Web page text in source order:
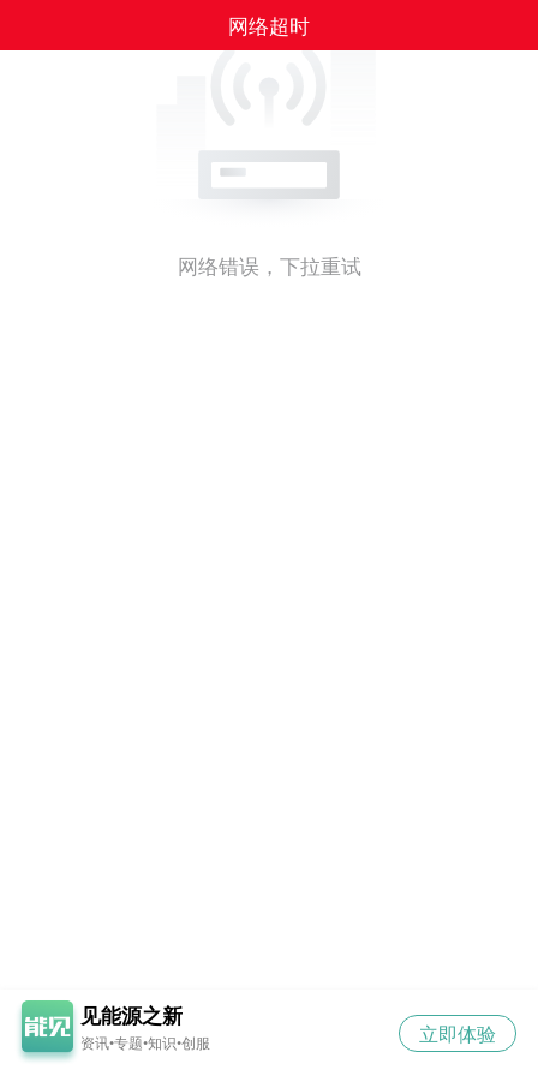
网络错误，下拉重试
见能源之新
资讯•专题•知识•创服 立即体验
网络超时